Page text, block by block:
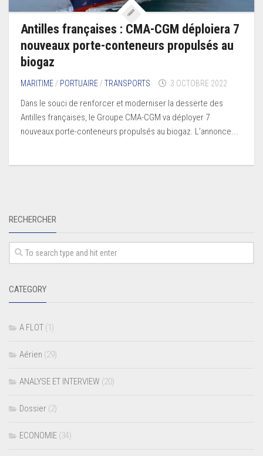
Antilles françaises : CMA-CGM déploiera 7
nouveaux porte-conteneurs propulsés au
biogaz
MARITIME / PORTUAIRE /TRANSPORTS 3 OCTOBRE 2022
Dans le souci de renforcer et moderniser la desserte des
Antilles françaises, le Groupe CMA-CGM va déployer 7
nouveaux porte-conteneurs propulsés au biogaz. L’annonce...
RECHERCHER
CATEGORY
A FLOT (1)
Aérien (29)
ANALYSE ET INTERVIEW (20)
Dossier (2)
ECONOMIE (34)